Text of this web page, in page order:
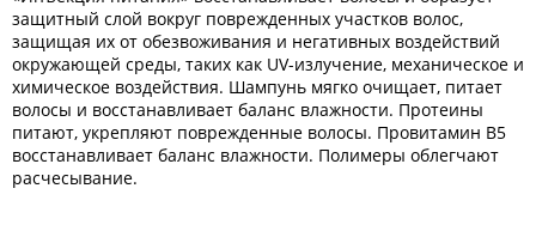
защитный слой вокруг поврежденных участков волос,
защищая их от обезвоживания и негативных воздействий
окружающей среды, таких как UV-излучение, механическое и
химическое воздействия. Шампунь мягко очищает, питает
волосы и восстанавливает баланс влажности. Протеины
питают, укрепляют поврежденные волосы. Провитамин В5
восстанавливает баланс влажности. Полимеры облегчают
расчесывание.